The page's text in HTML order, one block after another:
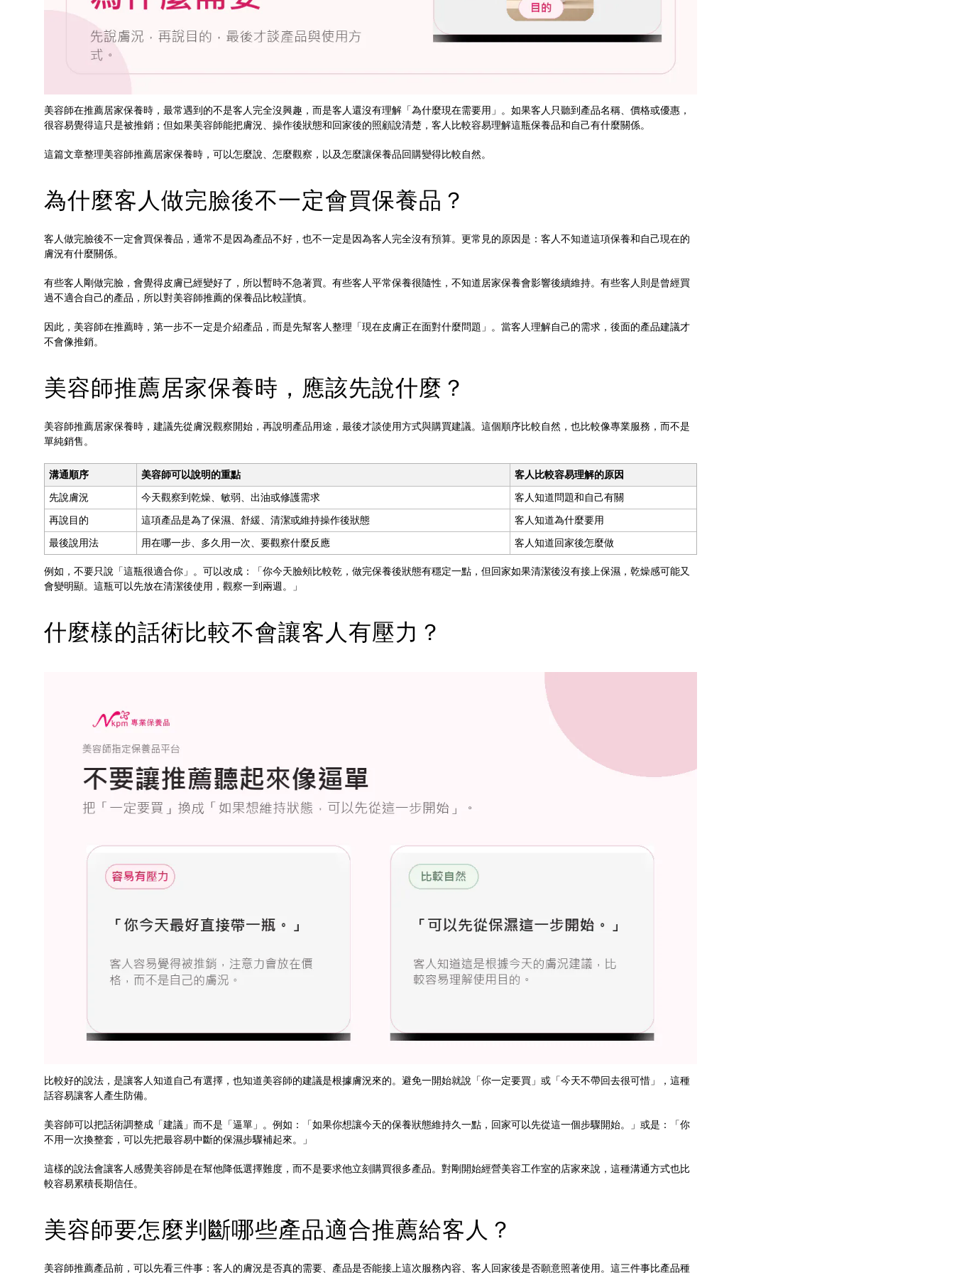
美容師在推薦居家保養時，最常遇到的不是客人完全沒興趣，而是客人還沒有理解「為什麼現在需要用」。如果客人只聽到產品名稱、價格或優惠，
很容易覺得這只是被推銷；但如果美容師能把膚況、操作後狀態和回家後的照顧說清楚，客人比較容易理解這瓶保養品和自己有什麼關係。
這篇文章整理美容師推薦居家保養時，可以怎麼說、怎麼觀察，以及怎麼讓保養品回購變得比較自然。
為什麼客人做完臉後不一定會買保養品？
客人做完臉後不一定會買保養品，通常不是因為產品不好，也不一定是因為客人完全沒有預算。更常見的原因是：客人不知道這項保養和自己現在的
膚況有什麼關係。
有些客人剛做完臉，會覺得皮膚已經變好了，所以暫時不急著買。有些客人平常保養很隨性，不知道居家保養會影響後續維持。有些客人則是曾經買
過不適合自己的產品，所以對美容師推薦的保養品比較謹慎。
因此，美容師在推薦時，第一步不一定是介紹產品，而是先幫客人整理「現在皮膚正在面對什麼問題」。當客人理解自己的需求，後面的產品建議才
不會像推銷。
美容師推薦居家保養時，應該先說什麼？
美容師推薦居家保養時，建議先從膚況觀察開始，再說明產品用途，最後才談使用方式與購買建議。這個順序比較自然，也比較像專業服務，而不是
單純銷售。
溝通順序 美容師可以說明的重點
客人比較容易理解的原因
先說膚況
今天觀察到乾燥、敏弱、出油或修護需求
客人知道問題和自己有關
再說目的
這項產品是為了保濕、舒緩、清潔或維持操作後狀態
客人知道為什麼要用
最後說用法
用在哪一步、多久用一次、要觀察什麼反應 客人知道回家後怎麼做
例如，不要只說「這瓶很適合你」。可以改成：「你今天臉頰比較乾，做完保養後狀態有穩定一點，但回家如果清潔後沒有接上保濕，乾燥感可能又
會變明顯。這瓶可以先放在清潔後使用，觀察一到兩週。」
什麼樣的話術比較不會讓客人有壓力？
比較好的說法，是讓客人知道自己有選擇，也知道美容師的建議是根據膚況來的。避免一開始就說「你一定要買」或「今天不帶回去很可惜」，這種
話容易讓客人產生防備。
美容師可以把話術調整成「建議」而不是「逼單」。例如：「如果你想讓今天的保養狀態維持久一點，回家可以先從這一個步驟開始。」或是：「你
不用一次換整套，可以先把最容易中斷的保濕步驟補起來。」
這樣的說法會讓客人感覺美容師是在幫他降低選擇難度，而不是要求他立刻購買很多產品。對剛開始經營美容工作室的店家來說，這種溝通方式也比
較容易累積長期信任。
美容師要怎麼判斷哪些產品適合推薦給客人？
美容師推薦產品前，可以先看三件事：客人的膚況是否真的需要、產品是否能接上這次服務內容、客人回家後是否願意照著使用。這三件事比產品種